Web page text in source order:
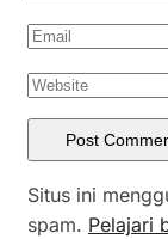
Situs ini
spam. Pelajari